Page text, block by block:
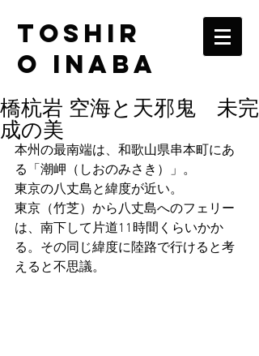
TOSHIR
O INABA
橋杭岩 空海と天邪鬼 未完
成の美
本州の最南端は、和歌山県串本町にあ
る「潮岬（しおのみさき）」。
東京の八丈島と緯度が近い。
東京（竹芝）から八丈島へのフェリー
は、南下して片道11時間くらいかか
る。その同じ緯度に陸路で行けると考
えると不思議。